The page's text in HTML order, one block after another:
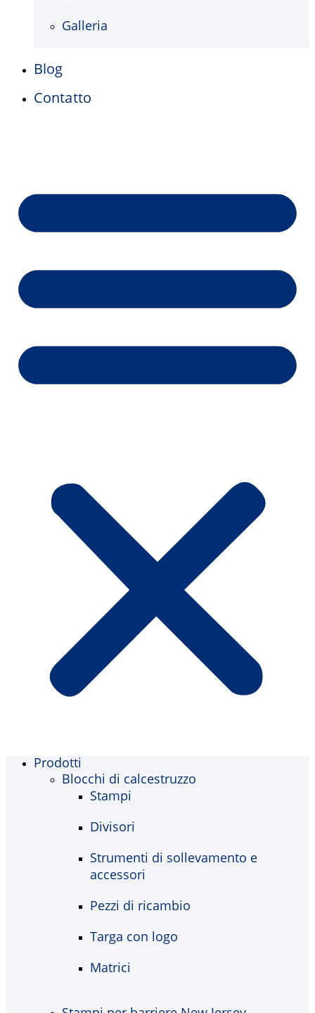
Galleria
Blog
Contatto
Prodotti
Blocchi di calcestruzzo
Stampi
Divisori
Strumenti di sollevamento e
accessori
Pezzi di ricambio
Targa con logo
Matrici